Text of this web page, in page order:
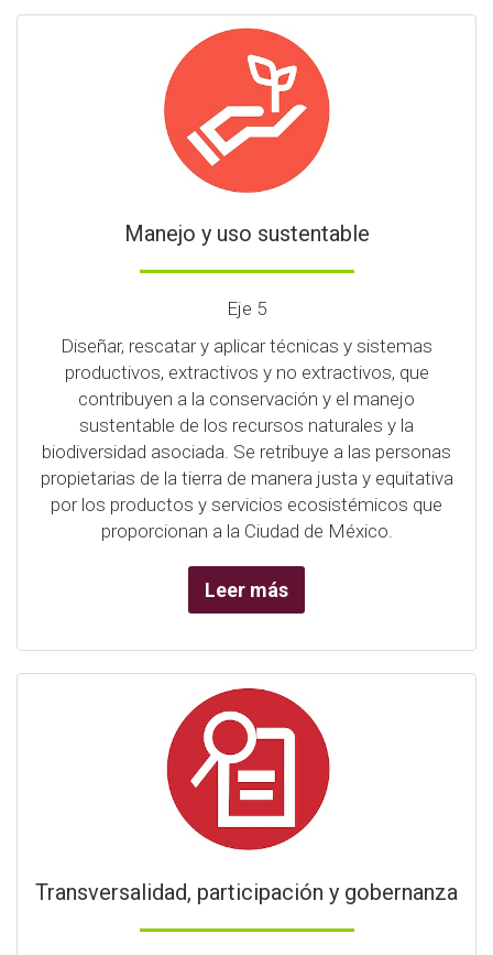
Manejo y uso sustentable
Eje 5
Diseñar, rescatar y aplicar técnicas y sistemas
productivos, extractivos y no extractivos, que
contribuyen a la conservación y el manejo
sustentable de los recursos naturales y la
biodiversidad asociada. Se retribuye a las personas
propietarias de la tierra de manera justa y equitativa
por los productos y servicios ecosistémicos que
proporcionan a la Ciudad de México.
Leer más
Transversalidad, participación y gobernanza